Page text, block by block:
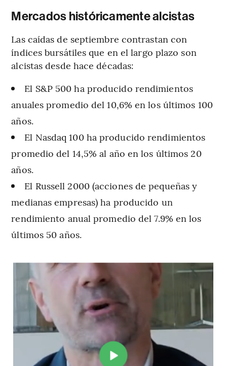
Mercados históricamente alcistas
Las caídas de septiembre contrastan con
índices bursátiles que en el largo plazo son
alcistas desde hace décadas:
El S&P 500 ha producido rendimientos
anuales promedio del 10,6% en los últimos 100
años.
El Nasdaq 100 ha producido rendimientos
promedio del 14,5% al año en los últimos 20
años.
El Russell 2000 (acciones de pequeñas y
medianas empresas) ha producido un
rendimiento anual promedio del 7.9% en los
últimos 50 años.